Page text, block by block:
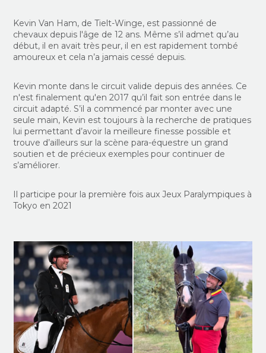
Kevin Van Ham, de Tielt-Winge, est passionné de
chevaux depuis l'âge de 12 ans. Même s’il admet qu’au
début, il en avait très peur, il en est rapidement tombé
amoureux et cela n’a jamais cessé depuis.
Kevin monte dans le circuit valide depuis des années. Ce
n'est finalement qu'en 2017 qu’il fait son entrée dans le
circuit adapté. S’il a commencé par monter avec une
seule main, Kevin est toujours à la recherche de pratiques
lui permettant d’avoir la meilleure finesse possible et
trouve d’ailleurs sur la scène para-équestre un grand
soutien et de précieux exemples pour continuer de
s’améliorer.
Il participe pour la première fois aux Jeux Paralympiques à
Tokyo en 2021